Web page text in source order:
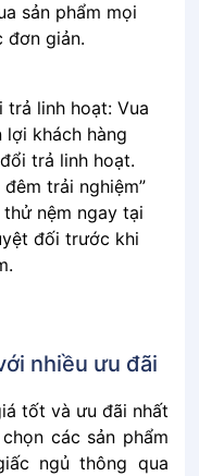
sản phẩm mọi
đơn giản.
trả linh hoạt: Vua
lợi khách hàng
trả linh hoạt.
trải nghiệm”
nệm ngay tại
đối trước khi
nhiều ưu đãi
tốt và ưu đãi nhất
các sản phẩm
ngủ thông qua